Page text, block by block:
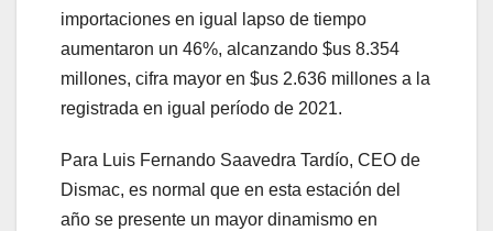
importaciones en igual lapso de tiempo
aumentaron un 46%, alcanzando $us 8.354
millones, cifra mayor en $us 2.636 millones a la
registrada en igual período de 2021.
Para Luis Fernando Saavedra Tardío, CEO de
Dismac, es normal que en esta estación del
año se presente un mayor dinamismo en